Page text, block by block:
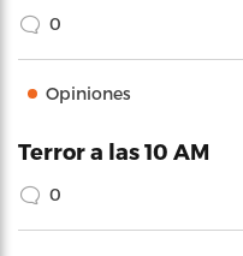
0
Opiniones
Terror a las 10 AM
0